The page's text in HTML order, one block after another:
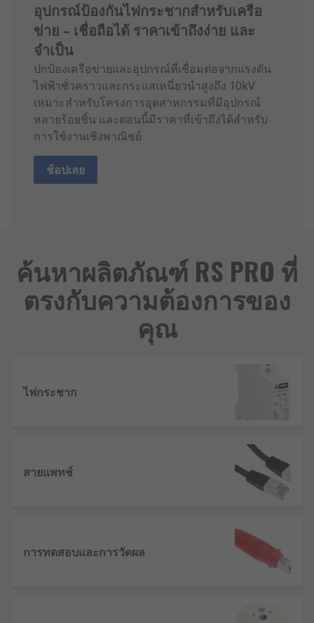
อุปกรณ์ป้องกันไฟกระชากสำหรับเครือ
ข่าย – เชื่อถือได้ ราคาเข้าถึงง่าย และ
จำเป็น
ปกป้องเครือข่ายและอุปกรณ์ที่เชื่อมต่อจากแรงดัน
ไฟฟ้าชั่วคราวและกระแสเหนี่ยวนำสูงถึง 10kV
เหมาะสำหรับโครงการอุตสาหกรรมที่มีอุปกรณ์
หลายร้อยชิ้น และตอนนี้มีราคาที่เข้าถึงได้สำหรับ
การใช้งานเชิงพาณิชย์
ช้อปเลย
ค้นหาผลิตภัณฑ์ RS PRO ที่
ตรงกับความต้องการของ
คุณ
ไฟกระชาก
สายแพทช์
การทดสอบและการวัดผล